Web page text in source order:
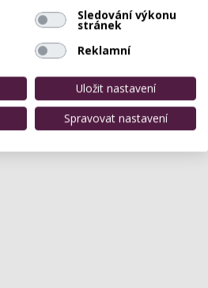
Lhota Pod Libčany
šaty půjčujeme a
od roku 2009. Za tuto dobu jsme si
Sledování výkonu
stránek
Reklamní
Uložit nastavení
Spravovat nastavení